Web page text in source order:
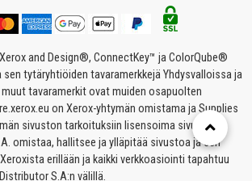
and Design®, ConnectKey™ ja ColorQube®
tytäryhtiöiden tavaramerkkejä Yhdysvalloissa ja
tavaramerkit ovat muiden osapuolten
on Xerox-yhtymän omistama ja Supplies
sivuston tarkoituksiin lisensoima sivusto.
omistaa, hallitsee ja ylläpitää sivustoa ja sen
erillään ja kaikki verkkoasiointi tapahtuu
S.A:n välillä.